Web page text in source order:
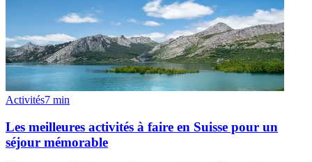
Activités7 min
Les meilleures activités à faire en Suisse pour un
séjour mémorable